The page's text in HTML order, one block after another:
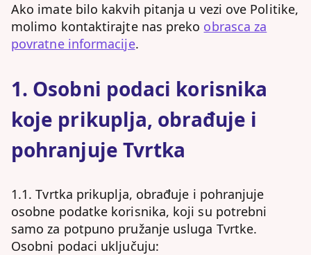
Ako imate bilo kakvih pitanja u vezi ove Politike,
molimo kontaktirajte nas preko obrasca za
povratne informacije.
1. Osobni podaci korisnika
koje prikuplja, obrađuje i
pohranjuje Tvrtka
1.1. Tvrtka prikuplja, obrađuje i pohranjuje
osobne podatke korisnika, koji su potrebni
samo za potpuno pružanje usluga Tvrtke.
Osobni podaci uključuju: